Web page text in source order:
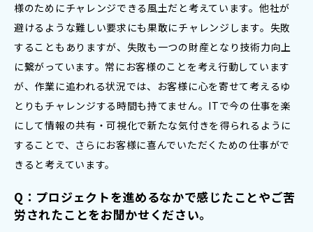
様のためにチャレンジできる風土だと考えています。他社が
避けるような難しい要求にも果敢にチャレンジします。失敗
することもありますが、失敗も一つの財産となり技術力向上
に繋がっています。常にお客様のことを考え行動しています
が、作業に追われる状況では、お客様に心を寄せて考えるゆ
とりもチャレンジする時間も持てません。ITで今の仕事を楽
にして情報の共有・可視化で新たな気付きを得られるように
することで、さらにお客様に喜んでいただくための仕事がで
きると考えています。
Q：プロジェクトを進めるなかで感じたことやご苦
労されたことをお聞かせください。